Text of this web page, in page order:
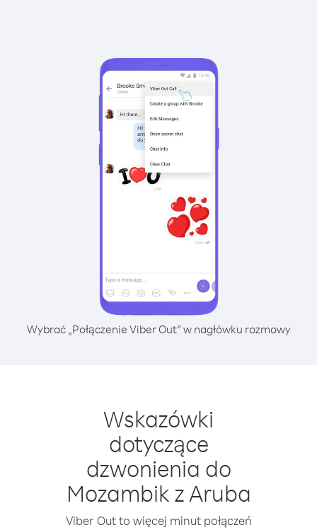
Wybrać „Połączenie Viber Out” w nagłówku rozmowy
Wskazówki
dotyczące
dzwonienia do
Mozambik z Aruba
Viber Out to więcej minut połączeń